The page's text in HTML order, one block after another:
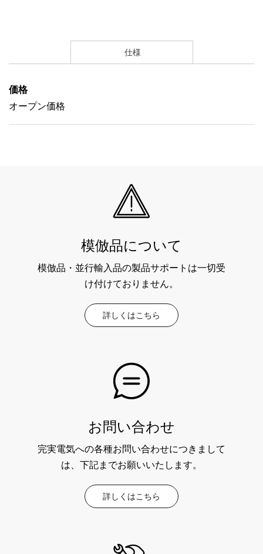
仕様
価格
オープン価格
模倣品について
模倣品・並行輸入品の製品サポートは一切受
け付けておりません。
詳しくはこちら
お問い合わせ
完実電気への各種お問い合わせにつきまして
は、下記までお願いいたします。
詳しくはこちら